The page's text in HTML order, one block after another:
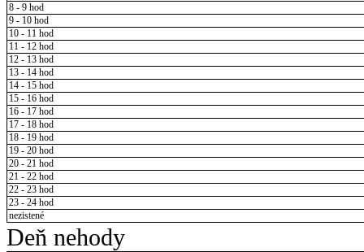
8 - 9 hod
9 - 10 hod
10 - 11 hod
11 - 12 hod
12 - 13 hod
13 - 14 hod
14 - 15 hod
15 - 16 hod
16 - 17 hod
17 - 18 hod
18 - 19 hod
19 - 20 hod
20 - 21 hod
21 - 22 hod
22 - 23 hod
23 - 24 hod
nezistené
Deň nehody